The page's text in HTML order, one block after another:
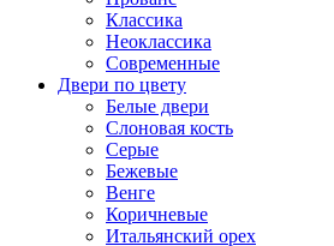
Классика
Неоклассика
Современные
Двери по цвету
Белые двери
Слоновая кость
Серые
Бежевые
Венге
Коричневые
Итальянский орех